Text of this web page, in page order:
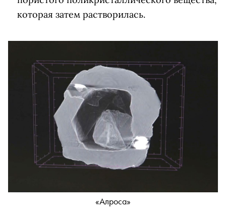
которая затем растворилась.
«Алроса»